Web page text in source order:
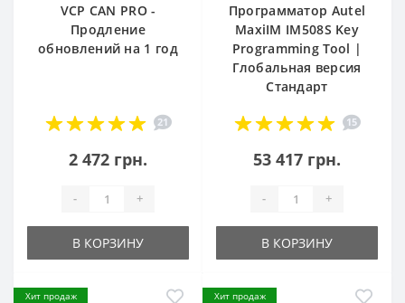
VCP CAN PRO -
Продление
обновлений на 1 год
21
2 472 грн.
- +
В КОРЗИНУ
Программатор Autel
MaxiIM IM508S Key
Programming Tool |
Глобальная версия
Стандарт
15
53 417 грн.
- +
В КОРЗИНУ
Хит продаж
Хит продаж